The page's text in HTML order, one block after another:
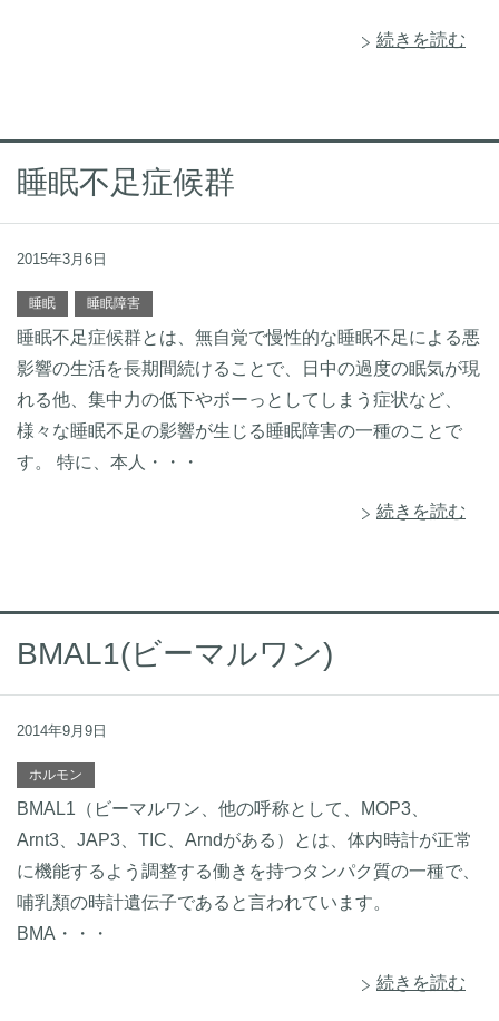
続きを読む
睡眠不足症候群
2015年3月6日
睡眠 睡眠障害
睡眠不足症候群とは、無自覚で慢性的な睡眠不足による悪
影響の生活を長期間続けることで、日中の過度の眠気が現
れる他、集中力の低下やボーっとしてしまう症状など、
様々な睡眠不足の影響が生じる睡眠障害の一種のことで
す。 特に、本人・・・
続きを読む
BMAL1(ビーマルワン)
2014年9月9日
ホルモン
BMAL1（ビーマルワン、他の呼称として、MOP3、
Arnt3、JAP3、TIC、Arndがある）とは、体内時計が正常
に機能するよう調整する働きを持つタンパク質の一種で、
哺乳類の時計遺伝子であると言われています。
BMA・・・
続きを読む